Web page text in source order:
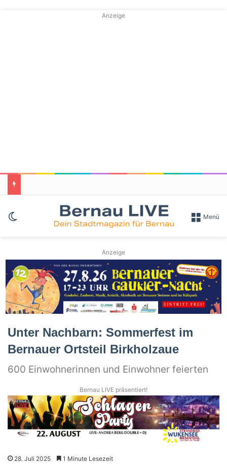
Anzeige
Skin umschalten Menü
Anzeige
Unter Nachbarn: Sommerfest im
Bernauer Ortsteil Birkholzaue
600 Einwohnerinnen und Einwohner feierten
Bernau LIVE präsentiert!
28. Juli 2025 1 Minute Lesezeit